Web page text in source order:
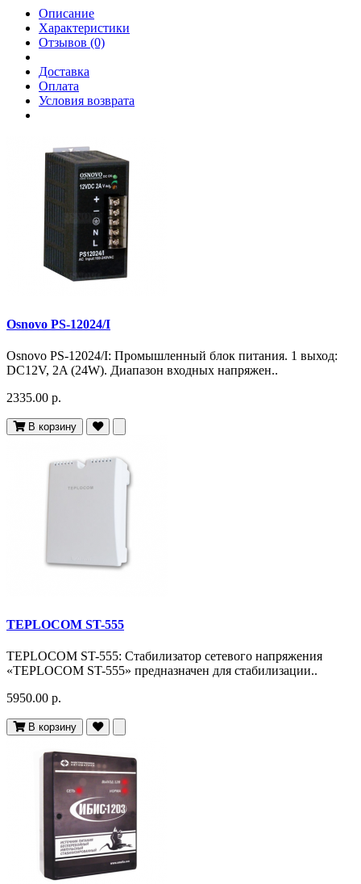
Описание
Характеристики
Отзывов (0)
Доставка
Оплата
Условия возврата
Osnovo PS-12024/I
Osnovo PS-12024/I: Промышленный блок питания. 1 выход:
DC12V, 2A (24W). Диапазон входных напряжен..
2335.00 р.
В корзину
TEPLOCOM ST-555
TEPLOCOM ST-555: Стабилизатор сетевого напряжения
«TEPLOCOM ST-555» предназначен для стабилизации..
5950.00 р.
В корзину